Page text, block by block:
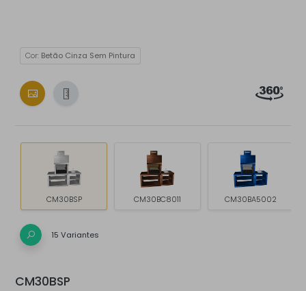
Cor: Betão Cinza Sem Pintura
CM30BSP CM30BC8011 CM30BA5002
15 Variantes
CM30BSP